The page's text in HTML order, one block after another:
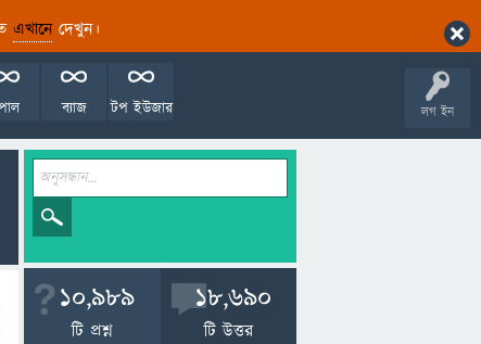
এখানেদেখুন।
লগ ইন
টপ ইউজার
ব্যাজ
10,989
টি প্রশ্ন
18,690
টি উত্তর